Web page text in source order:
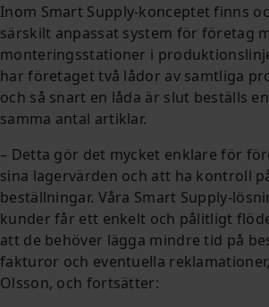
Inom Smart Supply-konceptet finns
särskilt anpassat system för företag
monteringsstationer i
har företaget två lådor av samtliga
och så snart en låda är slut beställs
samma antal artiklar.
– Detta gör det mycket enklare för
sina lagervärden och att ha kontroll
beställningar. Våra Smart Supply-
kunder får ett enkelt och pålitligt
att de behöver lägga mindre tid på
fakturor och eventuella
Olsson, och fortsätter: